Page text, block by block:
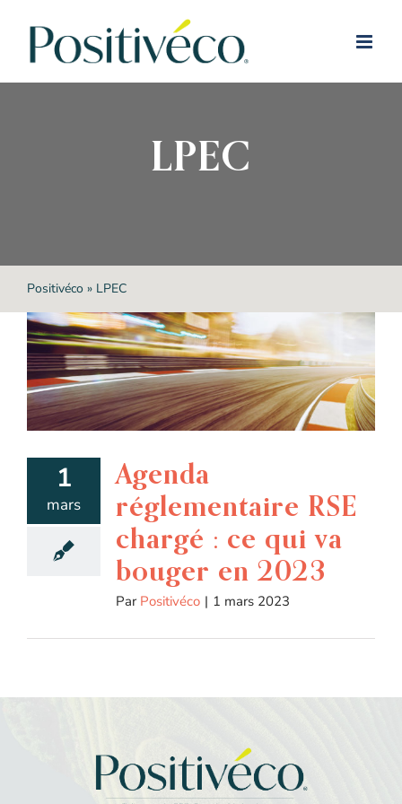
LPEC
Positivéco» LPEC
1
mars
Agenda
réglementaire RSE
chargé : ce qui va
bouger en 2023
Par Positivéco | 1 mars 2023